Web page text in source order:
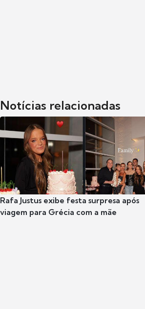
Notícias relacionadas
Rafa Justus exibe festa surpresa após
viagem para Grécia com a mãe